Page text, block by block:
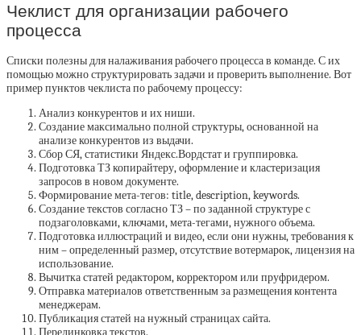
Чеклист для организации рабочего
процесса
Списки полезны для налаживания рабочего процесса в команде. С их
помощью можно структурировать задачи и проверить выполнение. Вот
пример пунктов чеклиста по рабочему процессу:
Анализ конкурентов и их ниши.
Создание максимально полной структуры, основанной на
анализе конкурентов из выдачи.
Сбор СЯ, статистики Яндекс.Вордстат и группировка.
Подготовка ТЗ копирайтеру, оформление и кластеризация
запросов в новом документе.
Формирование мета-тегов: title, description, keywords.
Создание текстов согласно ТЗ – по заданной структуре с
подзаголовками, ключами, мета-тегами, нужного объема.
Подготовка иллюстраций и видео, если они нужны, требования к
ним – определенный размер, отсутствие вотермарок, лицензия на
использование.
Вычитка статей редактором, корректором или пруфридером.
Отправка материалов ответственным за размещения контента
менеджерам.
Публикация статей на нужный страницах сайта.
Перелинковка текстов.